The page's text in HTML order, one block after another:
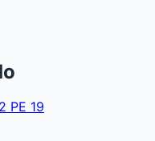
PE 19